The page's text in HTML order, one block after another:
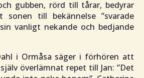
gubben, rörd till tårar, bedyrar
sonen till bekännelse ”svarade
vanligt nekande och bedjande
i Ormåsa säger i förhören att
överlämnat repet till Jan: ”Det